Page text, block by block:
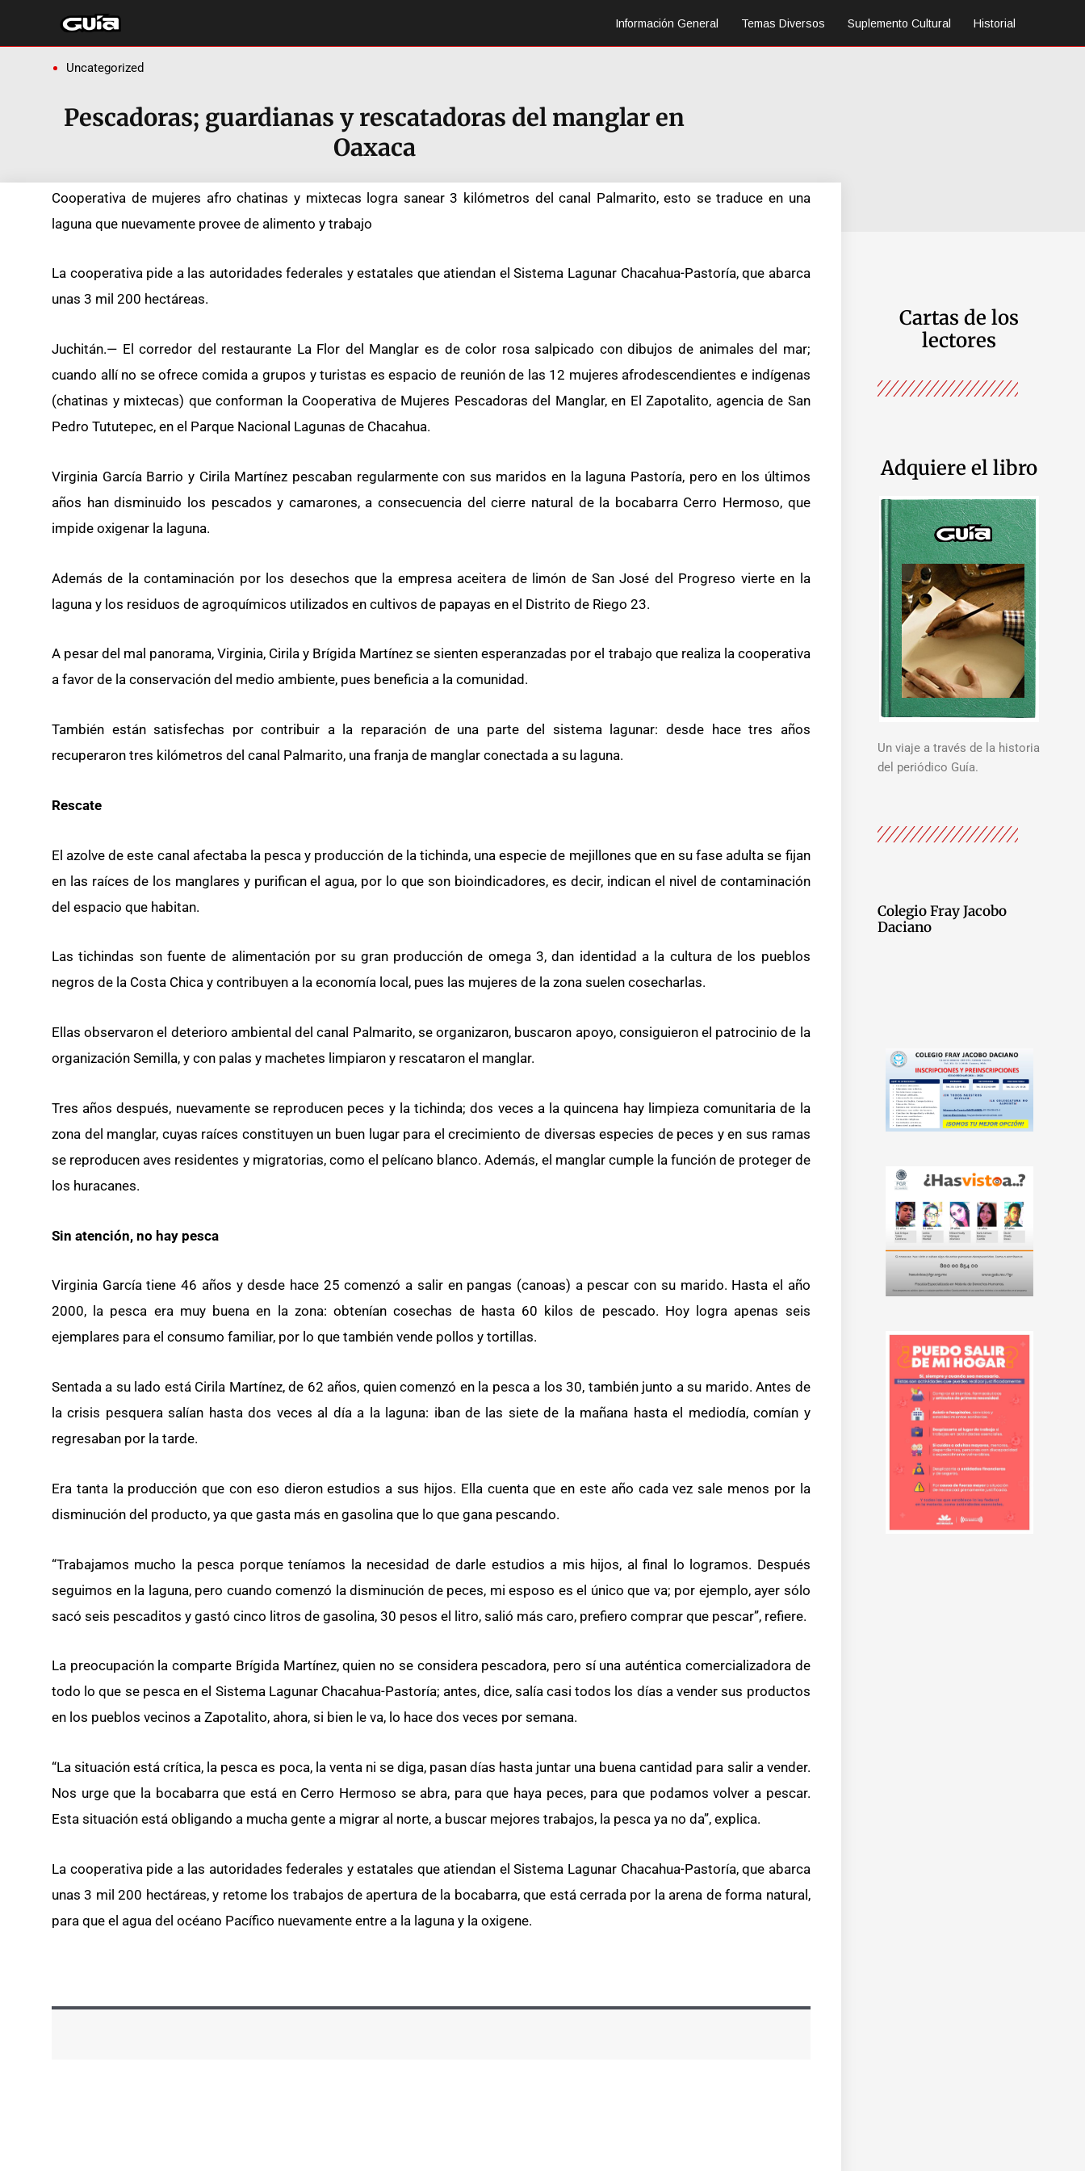
contenido
Información General Temas Diversos Suplemento Cultural Historial
Uncategorized
Pescadoras; guardianas y rescatadoras del manglar en
Oaxaca
Cooperativa de mujeres afro chatinas y mixtecas logra sanear 3 kilómetros del canal Palmarito, esto se traduce en una
laguna que nuevamente provee de alimento y trabajo
La cooperativa pide a las autoridades federales y estatales que atiendan el Sistema Lagunar Chacahua-Pastoría, que abarca
unas 3 mil 200 hectáreas.
Juchitán.— El corredor del restaurante La Flor del Manglar es de color rosa salpicado con dibujos de animales del mar;
cuando allí no se ofrece comida a grupos y turistas es espacio de reunión de las 12 mujeres afrodescendientes e indígenas
(chatinas y mixtecas) que conforman la Cooperativa de Mujeres Pescadoras del Manglar, en El Zapotalito, agencia de San
Pedro Tututepec, en el Parque Nacional Lagunas de Chacahua.
Virginia García Barrio y Cirila Martínez pescaban regularmente con sus maridos en la laguna Pastoría, pero en los últimos
años han disminuido los pescados y camarones, a consecuencia del cierre natural de la bocabarra Cerro Hermoso, que
impide oxigenar la laguna.
Además de la contaminación por los desechos que la empresa aceitera de limón de San José del Progreso vierte en la
laguna y los residuos de agroquímicos utilizados en cultivos de papayas en el Distrito de Riego 23.
A pesar del mal panorama, Virginia, Cirila y Brígida Martínez se sienten esperanzadas por el trabajo que realiza la cooperativa
a favor de la conservación del medio ambiente, pues beneficia a la comunidad.
También están satisfechas por contribuir a la reparación de una parte del sistema lagunar: desde hace tres años
recuperaron tres kilómetros del canal Palmarito, una franja de manglar conectada a su laguna.
Rescate
El azolve de este canal afectaba la pesca y producción de la tichinda, una especie de mejillones que en su fase adulta se fijan
en las raíces de los manglares y purifican el agua, por lo que son bioindicadores, es decir, indican el nivel de contaminación
del espacio que habitan.
Las tichindas son fuente de alimentación por su gran producción de omega 3, dan identidad a la cultura de los pueblos
negros de la Costa Chica y contribuyen a la economía local, pues las mujeres de la zona suelen cosecharlas.
Ellas observaron el deterioro ambiental del canal Palmarito, se organizaron, buscaron apoyo, consiguieron el patrocinio de la
organización Semilla, y con palas y machetes limpiaron y rescataron el manglar.
Tres años después, nuevamente se reproducen peces y la tichinda; dos veces a la quincena hay limpieza comunitaria de la
zona del manglar, cuyas raíces constituyen un buen lugar para el crecimiento de diversas especies de peces y en sus ramas
se reproducen aves residentes y migratorias, como el pelícano blanco. Además, el manglar cumple la función de proteger de
los huracanes.
Sin atención, no hay pesca
Virginia García tiene 46 años y desde hace 25 comenzó a salir en pangas (canoas) a pescar con su marido. Hasta el año
2000, la pesca era muy buena en la zona: obtenían cosechas de hasta 60 kilos de pescado. Hoy logra apenas seis
ejemplares para el consumo familiar, por lo que también vende pollos y tortillas.
Sentada a su lado está Cirila Martínez, de 62 años, quien comenzó en la pesca a los 30, también junto a su marido. Antes de
la crisis pesquera salían hasta dos veces al día a la laguna: iban de las siete de la mañana hasta el mediodía, comían y
regresaban por la tarde.
Era tanta la producción que con eso dieron estudios a sus hijos. Ella cuenta que en este año cada vez sale menos por la
disminución del producto, ya que gasta más en gasolina que lo que gana pescando.
“Trabajamos mucho la pesca porque teníamos la necesidad de darle estudios a mis hijos, al final lo logramos. Después
seguimos en la laguna, pero cuando comenzó la disminución de peces, mi esposo es el único que va; por ejemplo, ayer sólo
sacó seis pescaditos y gastó cinco litros de gasolina, 30 pesos el litro, salió más caro, prefiero comprar que pescar”, refiere.
La preocupación la comparte Brígida Martínez, quien no se considera pescadora, pero sí una auténtica comercializadora de
todo lo que se pesca en el Sistema Lagunar Chacahua-Pastoría; antes, dice, salía casi todos los días a vender sus productos
en los pueblos vecinos a Zapotalito, ahora, si bien le va, lo hace dos veces por semana.
“La situación está crítica, la pesca es poca, la venta ni se diga, pasan días hasta juntar una buena cantidad para salir a vender.
Nos urge que la bocabarra que está en Cerro Hermoso se abra, para que haya peces, para que podamos volver a pescar.
Esta situación está obligando a mucha gente a migrar al norte, a buscar mejores trabajos, la pesca ya no da”, explica.
La cooperativa pide a las autoridades federales y estatales que atiendan el Sistema Lagunar Chacahua-Pastoría, que abarca
unas 3 mil 200 hectáreas, y retome los trabajos de apertura de la bocabarra, que está cerrada por la arena de forma natural,
para que el agua del océano Pacífico nuevamente entre a la laguna y la oxigene.
Cartas de los
lectores
Adquiere el libro
Un viaje a través de la historia
del periódico Guía.
Colegio Fray Jacobo
Daciano